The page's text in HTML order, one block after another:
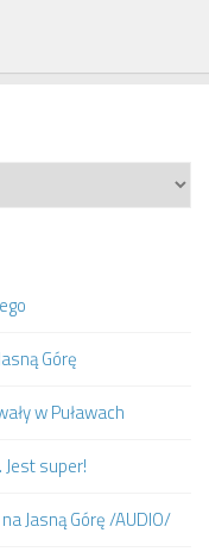
Górę
w Puławach
super!
Jasną Górę /AUDIO/